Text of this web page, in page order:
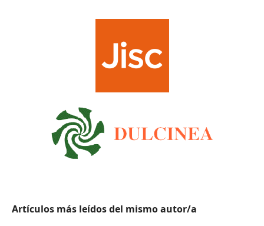
Artículos más leídos del mismo autor/a